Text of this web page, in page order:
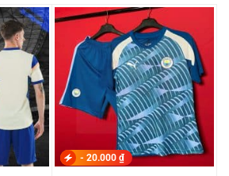
- 20.000 ₫